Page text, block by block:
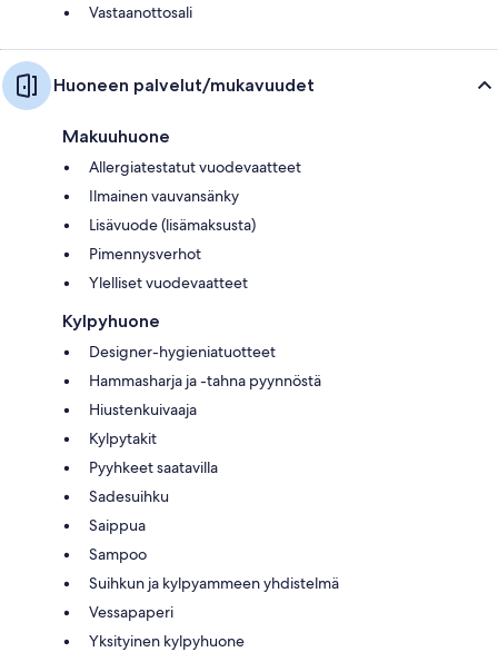
Vastaanottosali
Huoneen palvelut/mukavuudet
Makuuhuone
Allergiatestatut vuodevaatteet
Ilmainen vauvansänky
Lisävuode (lisämaksusta)
Pimennysverhot
Ylelliset vuodevaatteet
Kylpyhuone
Designer-hygieniatuotteet
Hammasharja ja -tahna pyynnöstä
Hiustenkuivaaja
Kylpytakit
Pyyhkeet saatavilla
Sadesuihku
Saippua
Sampoo
Suihkun ja kylpyammeen yhdistelmä
Vessapaperi
Yksityinen kylpyhuone